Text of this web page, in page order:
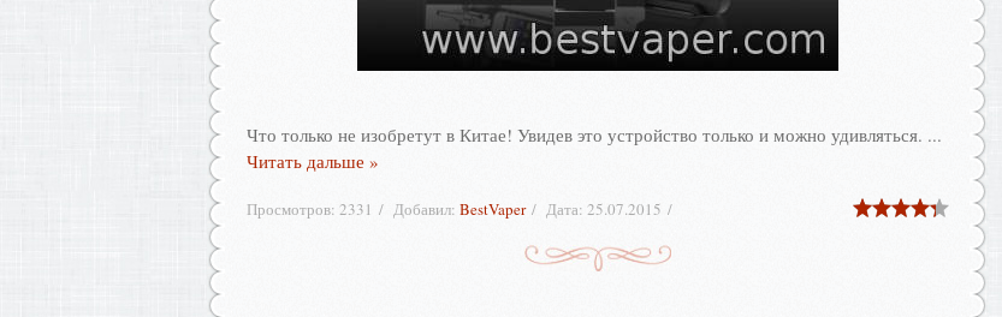
Что только не изобретут в Китае! Увидев это устройство только и можно удивляться. ...
Читать дальше »
Просмотров: 2331 Добавил: BestVaper Дата: 25.07.2015